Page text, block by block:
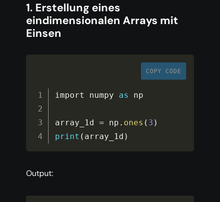
1. Erstellung eines
eindimensionalen Arrays mit
Einsen
COPY CODE
import numpy as np
array_1d = np . ones ( 3 )
print ( array_1d )
Output: